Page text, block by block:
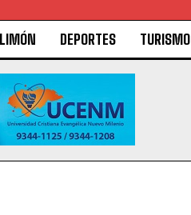
DEPORTES TURISMO